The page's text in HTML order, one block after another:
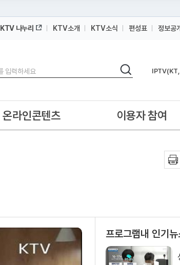
KTV 나누리 KTV소개 KTV소식 편성표 정보공
검색
온라인콘텐츠 이용자 참여
프로그램내 인기